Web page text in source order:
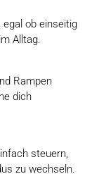
ob einseitig
Alltag.
Rampen
dich
steuern,
zu wechseln.